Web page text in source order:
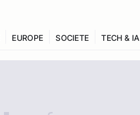
EUROPE SOCIETE TECH & IA